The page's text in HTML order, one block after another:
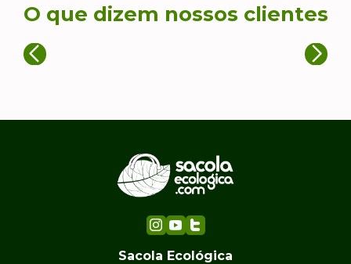
O que dizem nossos clientes
Sacola Ecológica